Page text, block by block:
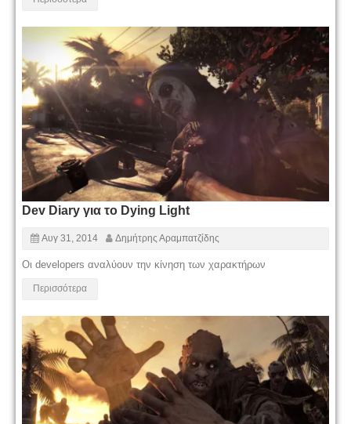
Dev Diary για το Dying Light
Αυγ 31, 2014 Δημήτρης Αραμπατζίδης
Οι developers αναλύουν την κίνηση των χαρακτήρων
Περισσότερα